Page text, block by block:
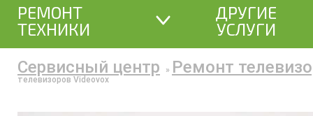
РЕМОНТ
ТЕХНИКИ
ДРУГИЕ
УСЛУГИ
Сервисный центр » Ремонт
телевизоров Videovox